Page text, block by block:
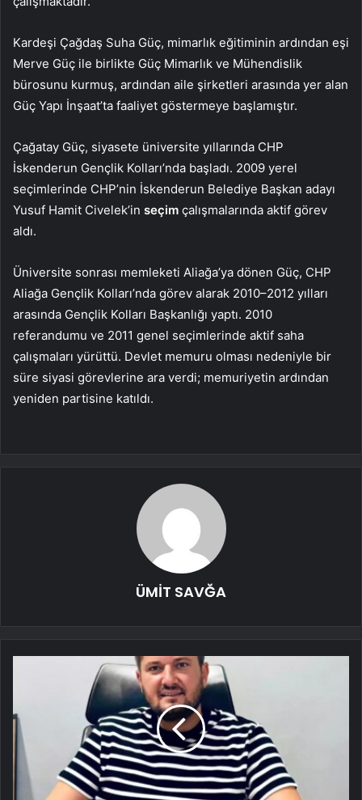
Kardeşi Çağdaş Suha Güç, mimarlık eğitiminin ardından eşi
Merve Güç ile birlikte Güç Mimarlık ve Mühendislik
bürosunu kurmuş, ardından aile şirketleri arasında yer alan
Güç Yapı İnşaat’ta faaliyet göstermeye başlamıştır.
Çağatay Güç, siyasete üniversite yıllarında CHP
İskenderun Gençlik Kolları’nda başladı. 2009 yerel
seçimlerinde CHP’nin İskenderun Belediye Başkan adayı
Yusuf Hamit Civelek’in seçim çalışmalarında aktif görev
aldı.
Üniversite sonrası memleketi Aliağa’ya dönen Güç, CHP
Aliağa Gençlik Kolları’nda görev alarak 2010–2012 yılları
arasında Gençlik Kolları Başkanlığı yaptı. 2010
referandumu ve 2011 genel seçimlerinde aktif saha
çalışmaları yürüttü. Devlet memuru olması nedeniyle bir
süre siyasi görevlerine ara verdi; memuriyetin ardından
yeniden partisine katıldı.
ÜMİT SAVĞA